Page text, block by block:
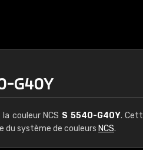
G40Y
couleur NCS S 5540-G40Y.
du système de couleurs NCS.